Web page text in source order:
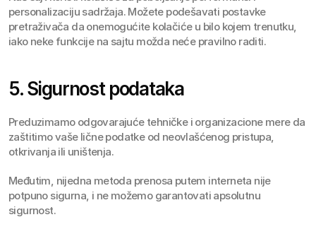
personalizaciju sadržaja. Možete podešavati postavke
pretraživača da onemogućite kolačiće u bilo kojem trenutku,
iako neke funkcije na sajtu možda neće pravilno raditi.
5. Sigurnost podataka
Preduzimamo odgovarajuće tehničke i organizacione mere da
zaštitimo vaše lične podatke od neovlašćenog pristupa,
otkrivanja ili uništenja.
Međutim, nijedna metoda prenosa putem interneta nije
potpuno sigurna, i ne možemo garantovati apsolutnu
sigurnost.